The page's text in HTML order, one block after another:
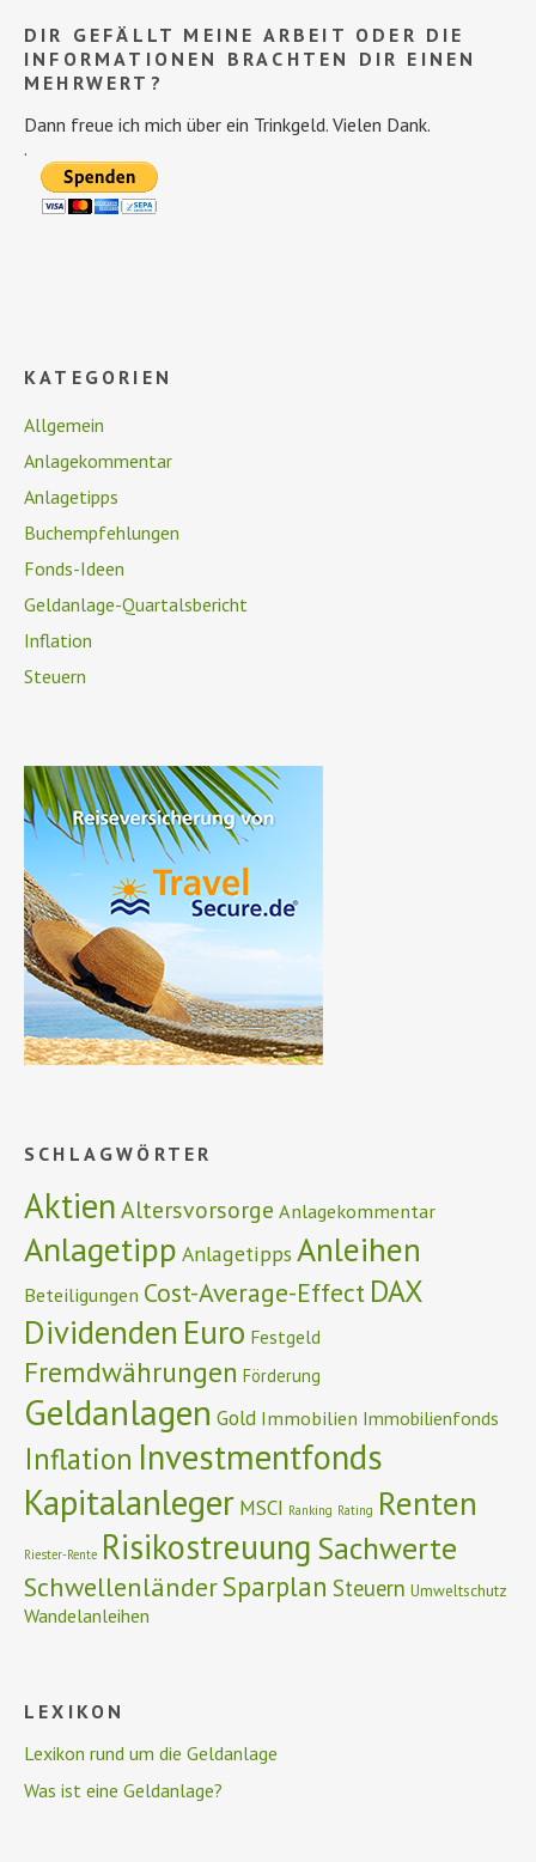
DIR GEFÄLLT MEINE ARBEIT ODER DIE
INFORMATIONEN BRACHTEN DIR EINEN
MEHRWERT?
Dann freue ich mich über ein Trinkgeld. Vielen Dank.
.
KATEGORIEN
Allgemein
Anlagekommentar
Anlagetipps
Buchempfehlungen
Fonds-Ideen
Geldanlage-Quartalsbericht
Inflation
Steuern
SCHLAGWÖRTER
Aktien Altersvorsorge Anlagekommentar
Anlagetipp Anlagetipps Anleihen
Beteiligungen Cost-Average-Effect DAX
Dividenden Euro Festgeld
Fremdwährungen Förderung
Geldanlagen Gold Immobilien Immobilienfonds
Inflation Investmentfonds
Kapitalanleger MSCI Ranking Rating Renten
Riester-Rente Risikostreuung Sachwerte
SchwellenländerSparplan Steuern Umweltschutz
Wandelanleihen
LEXIKON
Lexikon rund um die Geldanlage
Was ist eine Geldanlage?